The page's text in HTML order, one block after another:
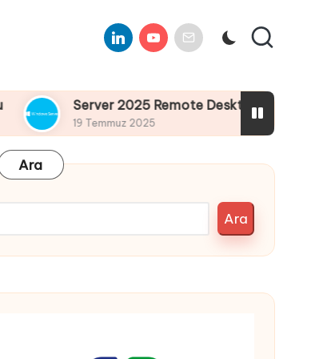
LinkedinYoutube
E-
Mail
Server 2025 Remote Desktop Services
19 Temmuz 2025
Ara
Ara